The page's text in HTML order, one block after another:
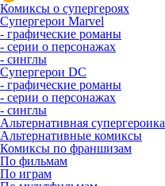
Комиксы о супергероях
Супергерои Marvel
- графические романы
- серии о персонажах
- синглы
Супергерои DC
- графические романы
- серии о персонажах
- синглы
Альтернативная супергероика
Альтернативные комиксы
Комиксы по франшизам
По фильмам
По играм